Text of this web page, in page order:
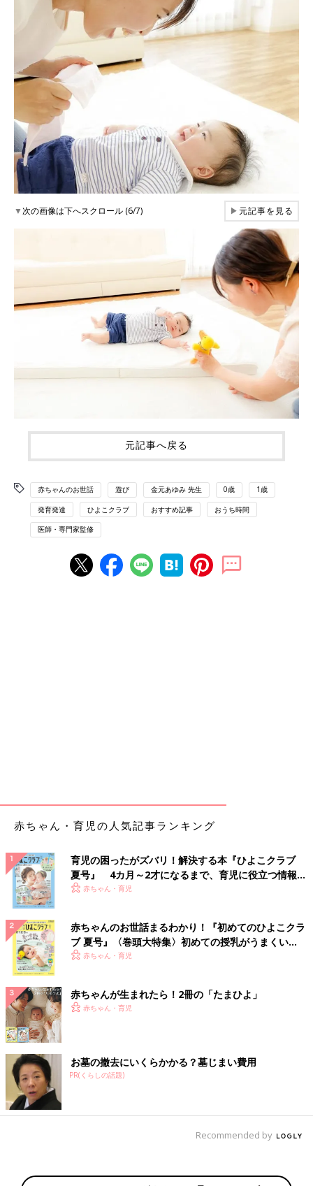
▼次の画像は下へスクロール (6/7) ▶元記事を見る
元記事へ戻る
赤ちゃんのお世話 遊び 金元あゆみ 先生 0歳 1歳
発育発達 ひよこクラブ おすすめ記事 おうち時間
医師・専門家監修
赤ちゃん・育児の人気記事ランキング
育児の困ったがズバリ！解決する本『ひよこクラブ
夏号』 4カ月～2才になるまで、育児に役立つ情報が
いっぱい！
赤ちゃん・育児
赤ちゃんのお世話まるわかり！『初めてのひよこクラ
ブ 夏号』〈巻頭大特集〉初めての授乳がうまくい
く！ おっぱい・ミルクの基本と夏のトラブル 解決テ
赤ちゃん・育児
赤ちゃんが生まれたら！2冊の「たまひよ」
赤ちゃん・育児
お墓の撤去にいくらかかる？墓じまい費用
PR(くらしの話題)
Recommended by